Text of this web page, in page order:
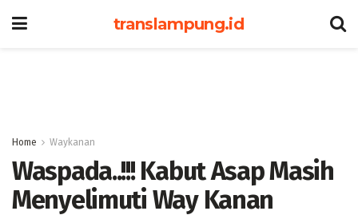
translampung.id
Home Waykanan
Waspada..!!! Kabut Asap Masih
Menyelimuti Way Kanan